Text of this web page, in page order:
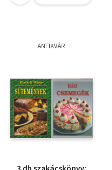
ANTIKVÁR
3 db szakácskönyv: